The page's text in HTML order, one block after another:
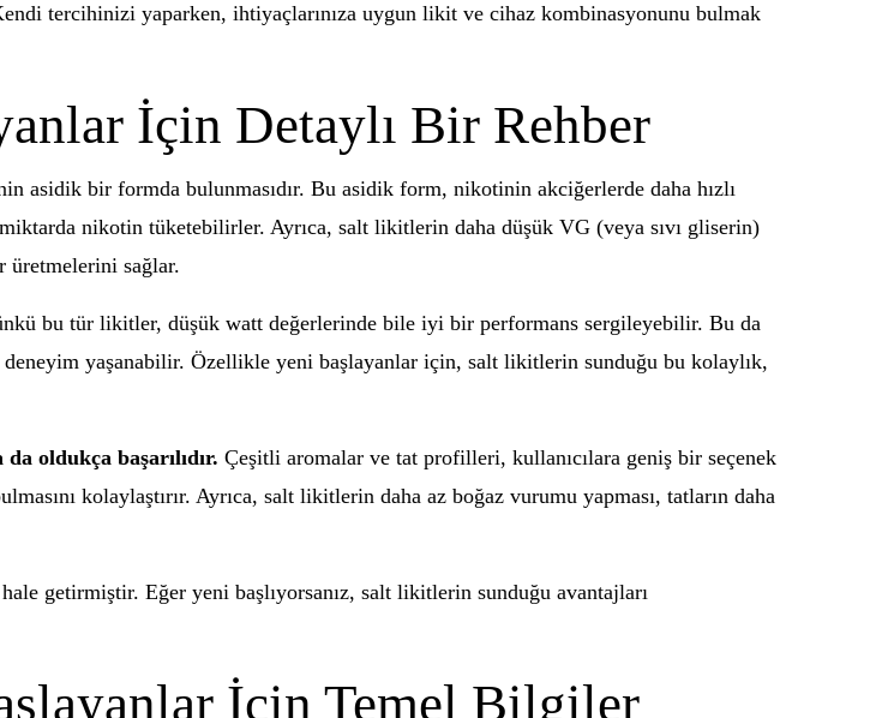
tercihinizi yaparken, ihtiyaçlarınıza uygun likit ve cihaz kombinasyonunu bulmak
İçin Detaylı Bir Rehber
asidik bir formda bulunmasıdır. Bu asidik form, nikotinin akciğerlerde daha hızlı
nikotin tüketebilirler. Ayrıca, salt likitlerin daha düşük VG (veya sıvı gliserin)
üretmelerini sağlar.
bu tür likitler, düşük watt değerlerinde bile iyi bir performans sergileyebilir. Bu da
yaşanabilir. Özellikle yeni başlayanlar için, salt likitlerin sunduğu bu kolaylık,
oldukça başarılıdır. Çeşitli aromalar ve tat profilleri, kullanıcılara geniş bir seçenek
kolaylaştırır. Ayrıca, salt likitlerin daha az boğaz vurumu yapması, tatların daha
getirmiştir. Eğer yeni başlıyorsanız, salt likitlerin sunduğu avantajları
İçin Temel Bilgiler